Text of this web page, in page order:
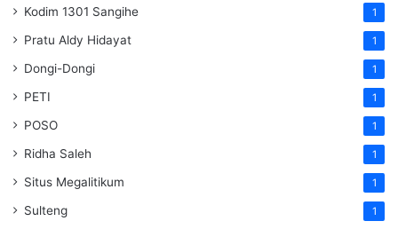
Kodim 1301 Sangihe 1
Pratu Aldy Hidayat 1
Dongi-Dongi 1
PETI 1
POSO 1
Ridha Saleh 1
Situs Megalitikum 1
Sulteng 1